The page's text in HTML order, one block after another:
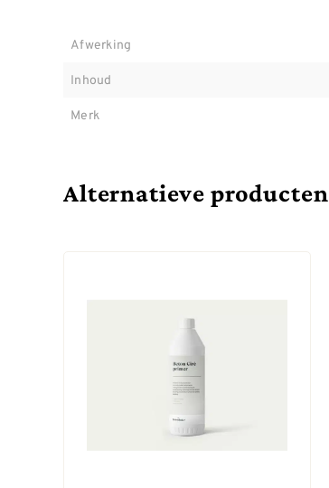
Afwerking
Inhoud
Merk
Alternatieve producten